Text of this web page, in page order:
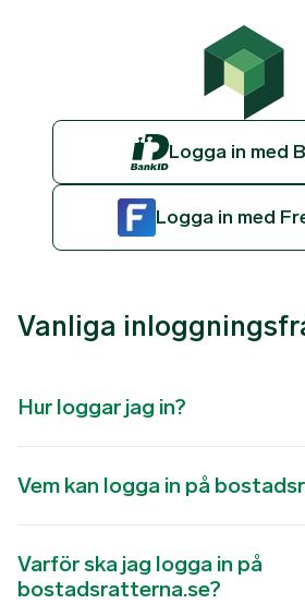
Logga in med
Logga in med
Vanliga
Hur loggar jag in?
Vem kan logga in på
Varför ska jag logga in på
bostadsratterna.se?